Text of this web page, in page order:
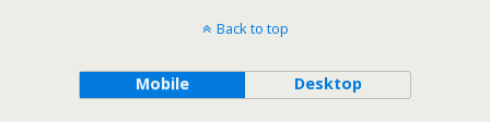
Back to top
Mobile Desktop